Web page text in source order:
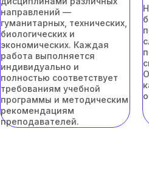
направлений —
гуманитарных, технических,
биологических и
экономических. Каждая
работа выполняется
индивидуально и
полностью соответствует
требованиям учебной
программы и методическим
рекомендациям
преподавателей.